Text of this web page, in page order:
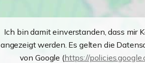
Ich bin damit einverstanden, dass mir
angezeigt werden. Es gelten die
von Google (https://